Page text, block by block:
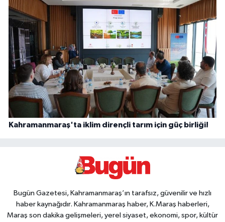
Kahramanmaraş'ta iklim dirençli tarım için güç birliği!
Bugün Gazetesi, Kahramanmaraş’ın tarafsız, güvenilir ve hızlı
haber kaynağıdır. Kahramanmaraş haber, K.Maraş haberleri,
Maraş son dakika gelişmeleri, yerel siyaset, ekonomi, spor, kültür